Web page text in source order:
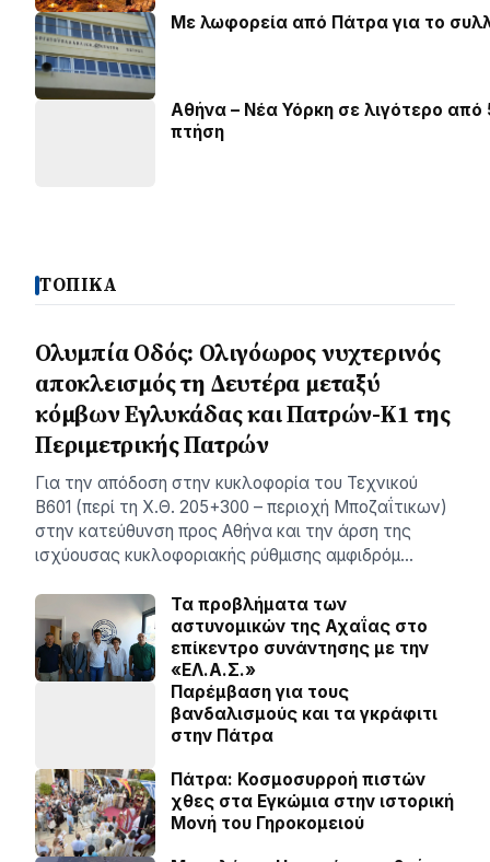
Με λωφορεία από Πάτρα για το
Αθήνα – Νέα Υόρκη σε λιγότερο
πτήση
ΤΟΠΙΚΑ
Ολυμπία Οδός: Ολιγόωρος νυχτερινός
αποκλεισμός τη Δευτέρα μεταξύ
κόμβων Εγλυκάδας και Πατρών-Κ1 της
Περιμετρικής Πατρών
Για την απόδοση στην κυκλοφορία του Τεχνικού
Β601 (περί τη Χ.Θ. 205+300 – περιοχή Μποζαΐτικων)
στην κατεύθυνση προς Αθήνα και την άρση της
ισχύουσας κυκλοφοριακής ρύθμισης αμφιδρόμ…
Τα προβλήματα των
αστυνομικών της Αχαΐας στο
επίκεντρο συνάντησης με την
«ΕΛ.Α.Σ.»
Παρέμβαση για τους
βανδαλισμούς και τα γκράφιτι
στην Πάτρα
Πάτρα: Κοσµοσυρροή πιστών
χθες στα Εγκώµια στην ιστορική
Μονή του Γηροκοµειού